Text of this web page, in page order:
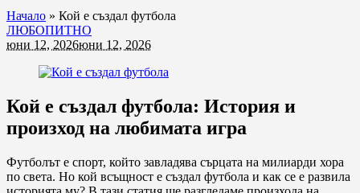
Начало » Кой е създал футбола
ЛЮБОПИТНО
юни 12, 2026юни 12, 2026
Кой е създал футбола: История и
произход на любимата игра
Футболът е спорт, който завладява сърцата на милиарди хора
по света. Но кой всъщност е създал футбола и как се е развила